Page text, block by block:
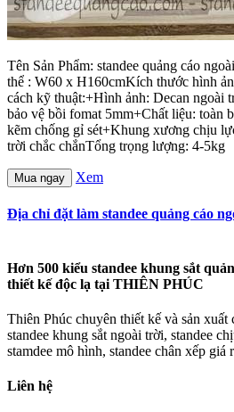
Tên Sản Phẩm: standee quảng cáo
thể : W60 x H160cmKích thước hình
cách kỹ thuật:+Hình ảnh: Decan ngoài
bảo vệ bồi fomat 5mm+Chất liệu: toàn
kẽm chống gỉ sét+Khung xương chịu
trời chắc chắnTổng trọng lượng: 4-5kg
Mua ngay Xem
Địa chỉ đặt làm standee quảng cáo
Hơn 500 kiểu standee khung sắt
thiết kế độc lạ tại THIÊN PHÚC
Thiên Phúc chuyên thiết kế và sản xuất
standee khung sắt ngoài trời, standee
stamdee mô hình, standee chân xếp giá
Liên hệ